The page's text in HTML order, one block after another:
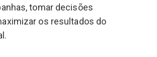
tomar decisões
os resultados do